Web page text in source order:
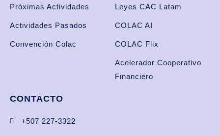
Próximas Actividades
Actividades Pasados
Convención Colac
Leyes CAC Latam
COLAC AI
COLAC Flix
Acelerador Cooperativo
Financiero
CONTACTO
+507 227-3322